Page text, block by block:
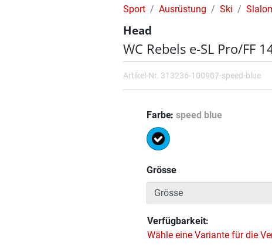
Sport Ausrüstung Ski
Head
WC Rebels e-SL Pro/FF
Artikel-Nr. 313236-100907-speed-blue
Farbe speed blue
Grösse
Verfügbarkeit:
Wähle eine Variante für die